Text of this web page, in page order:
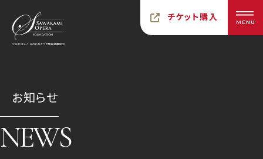
チケット購入 MENU
お知らせ
NEWS